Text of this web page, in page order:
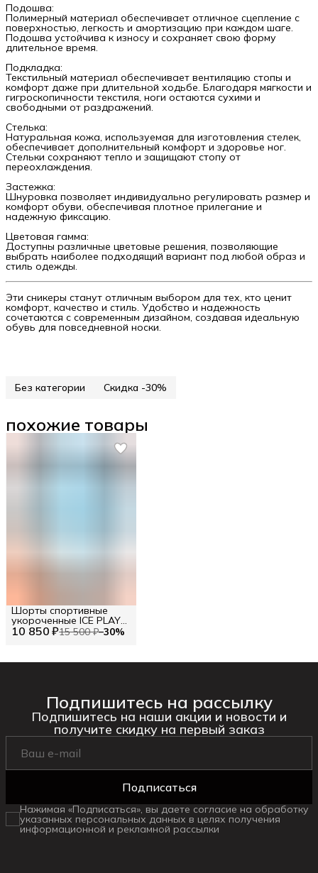
Подошва:
Полимерный материал обеспечивает отличное сцепление с
поверхностью, легкость и амортизацию при каждом шаге.
Подошва устойчива к износу и сохраняет свою форму
длительное время.
Подкладка:
Текстильный материал обеспечивает вентиляцию стопы и
комфорт даже при длительной ходьбе. Благодаря мягкости и
гигроскопичности текстиля, ноги остаются сухими и
свободными от раздражений.
Стелька:
Натуральная кожа, используемая для изготовления стелек,
обеспечивает дополнительный комфорт и здоровье ног.
Стельки сохраняют тепло и защищают стопу от
переохлаждения.
Застежка:
Шнуровка позволяет индивидуально регулировать размер и
комфорт обуви, обеспечивая плотное прилегание и
надежную фиксацию.
Цветовая гамма:
Доступны различные цветовые решения, позволяющие
выбрать наиболее подходящий вариант под любой образ и
стиль одежды.
Эти сникеры станут отличным выбором для тех, кто ценит
комфорт, качество и стиль. Удобство и надежность
сочетаются с современным дизайном, создавая идеальную
обувь для повседневной носки.
Без категории Скидка -30%
похожие товары
10 850 ₽15 500 ₽−30%
Шорты спортивные
укороченные ICE PLAY
RU 42 / EU 36 / XS
Подпишитесь на рассылку
Подпишитесь на наши акции и новости и
получите скидку на первый заказ
Подписаться
Нажимая «Подписаться», вы даете согласие на обработку
указанных персональных данных в целях получения
информационной и рекламной рассылки